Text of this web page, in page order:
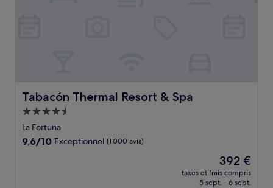
Tabacón Thermal Resort & Spa
Tabacón Thermal Resort & Spa
Hébergement
4.5 étoiles
La Fortuna
9.6
9,6/10 Exceptionnel (1 000 avis)
Le
nouveau
prix
392 €
taxes et frais compris
5 sept. - 6 sept.